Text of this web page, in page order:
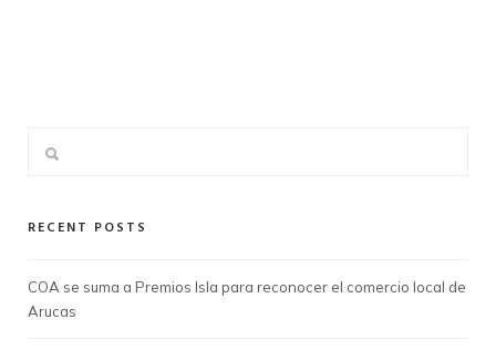
RECENT POSTS
COA se suma a Premios Isla para reconocer el comercio local de
Arucas